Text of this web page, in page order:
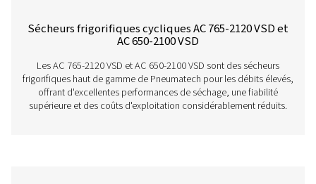
d'énergie tout en fournissant constamment de l'air
optimale. De plus, grâce à une empreinte carbone plus
celle de ses concurrents, il profite même à